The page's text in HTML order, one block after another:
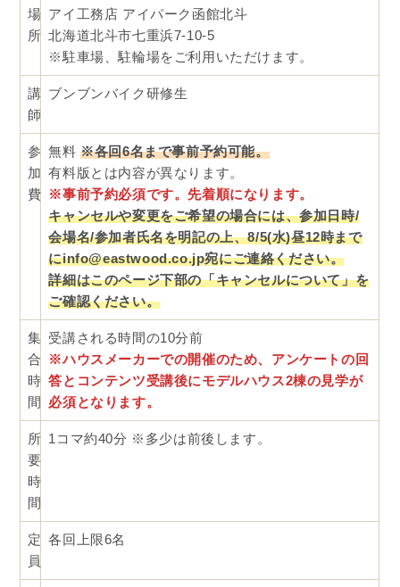
場
所
アイ工務店 アイパーク函館北斗
北海道北斗市七重浜7-10-5
※駐車場、駐輪場をご利用いただけます。
講
師
ブンブンバイク研修生
参
加
費
無料※各回6名まで事前予約可能。
有料版とは内容が異なります。
※事前予約必須です。先着順になります。
キャンセルや変更をご希望の場合には、参加日時/
会場名/参加者氏名を明記の上、8/5(水)昼12時まで
にinfo@eastwood.co.jp宛にご連絡ください。
詳細はこのページ下部の「キャンセルについて」を
ご確認ください。
集
合
時
間
受講される時間の10分前
※ハウスメーカーでの開催のため、 アンケートの回
答と コンテンツ受講後にモデルハウス2棟の見学が
必須となります。
所
要
時
間
1コマ約40分 ※多少は前後します。
定
員
各回上限6名